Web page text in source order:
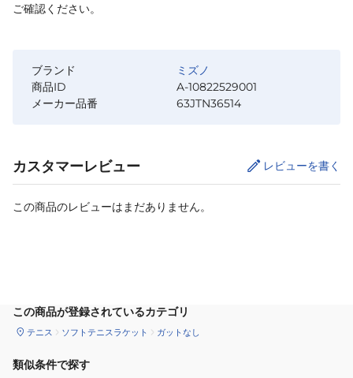
ご確認ください。
ブランド
ミズノ
商品ID
A-10822529001
メーカー品番
63JTN36514
カスタマーレビュー レビューを書く
この商品のレビューはまだありません。
この商品が登録されているカテゴリ
テニス ソフトテニスラケット ガットなし
類似条件で探す